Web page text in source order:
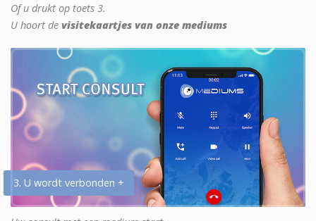
Of u drukt op toets 3.
U hoort de visitekaartjes van onze mediums
3. U wordt verbonden +